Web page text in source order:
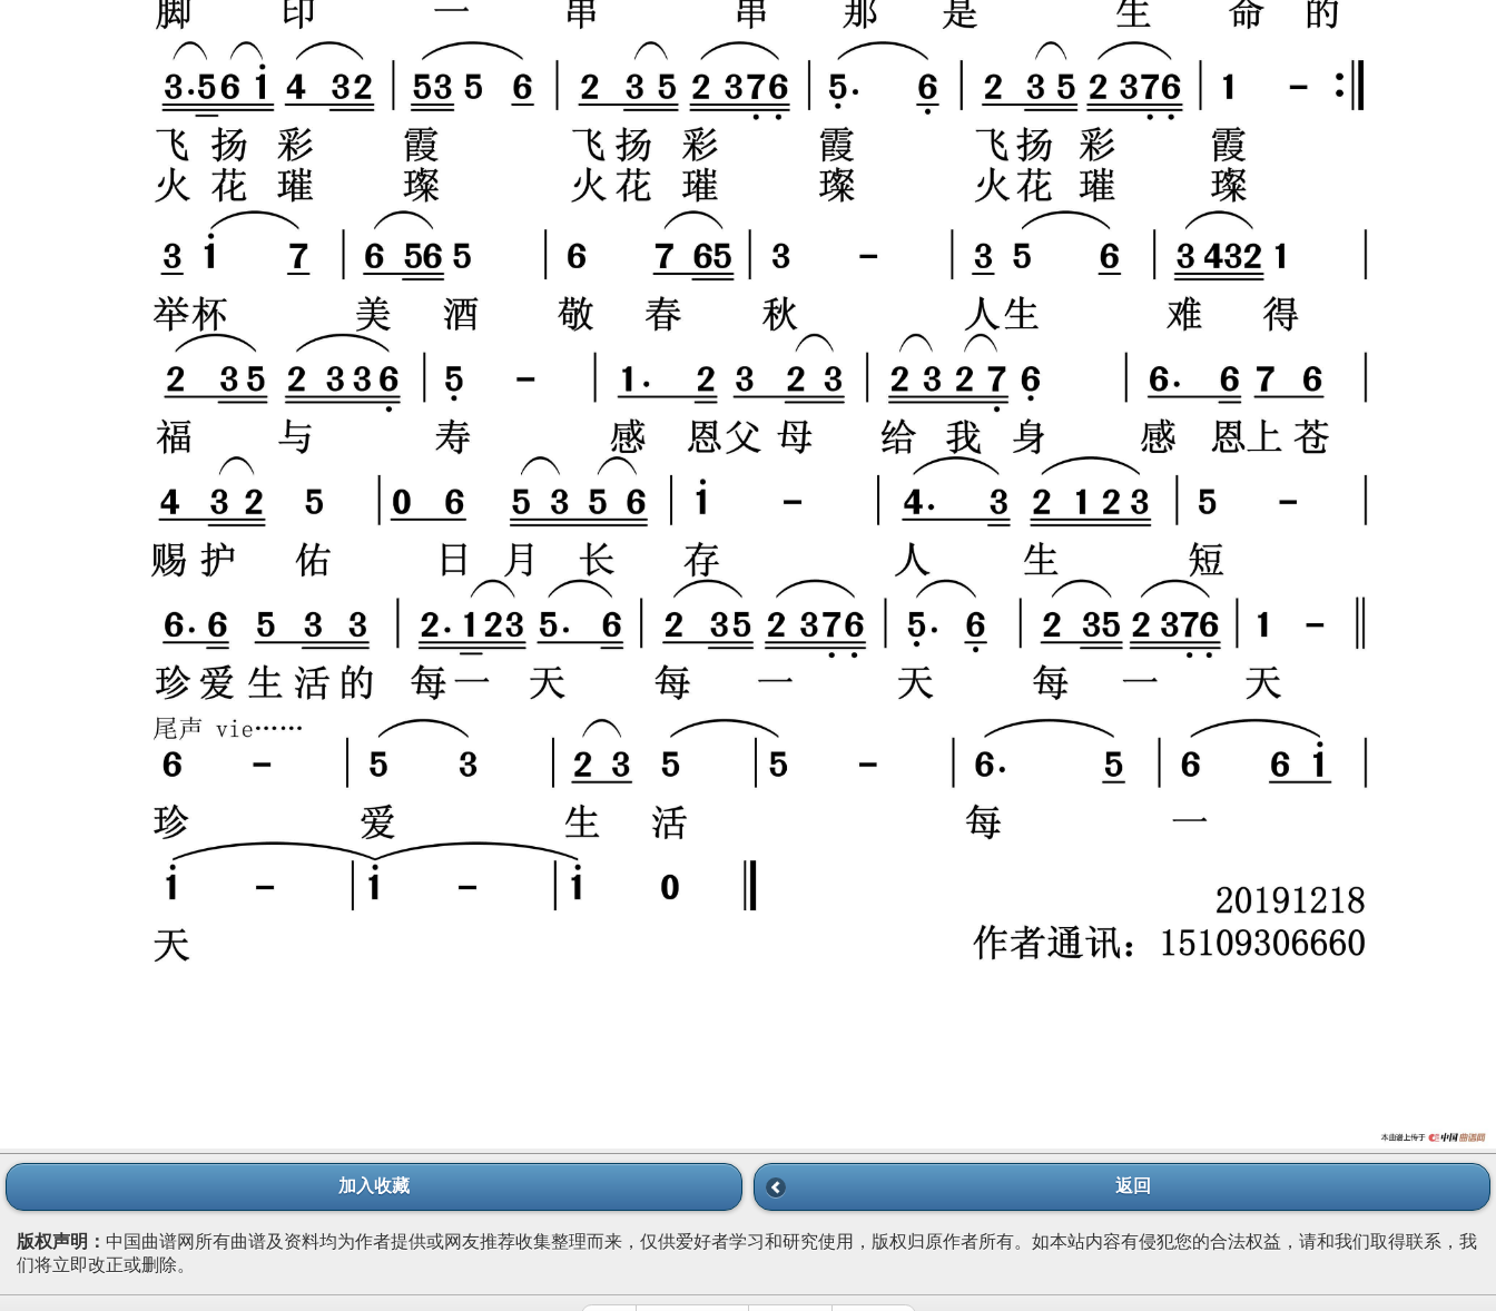
加入收藏 返回
版权声明： 中国曲谱网所有曲谱及资料均为作者提供或网友推荐收集整理而来，仅供爱好者学习和研究使用，版权归原作者所有。如本站内容有侵犯您的合法权益，请和我们取得联系，我
们将立即改正或删除。